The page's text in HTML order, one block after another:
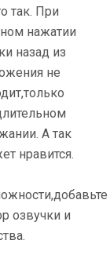
так. При
нажатии
назад из
не
А так
нравится.
озвучки и